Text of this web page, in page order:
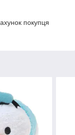
покупця